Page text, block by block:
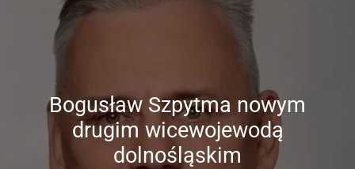
Bogusław Szpytma nowym
drugim wicewojewodą
dolnośląskim